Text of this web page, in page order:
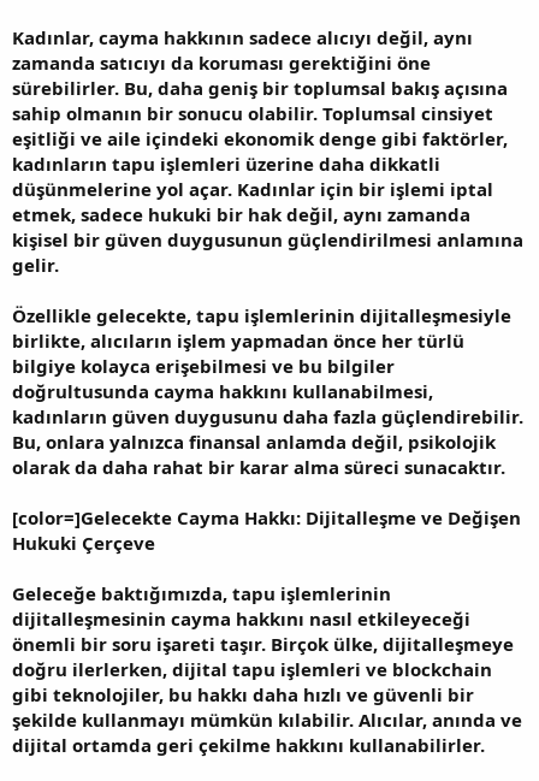
Kadınlar, cayma hakkının sadece alıcıyı değil, aynı
zamanda satıcıyı da koruması gerektiğini öne
sürebilirler. Bu, daha geniş bir toplumsal bakış açısına
sahip olmanın bir sonucu olabilir. Toplumsal cinsiyet
eşitliği ve aile içindeki ekonomik denge gibi faktörler,
kadınların tapu işlemleri üzerine daha dikkatli
düşünmelerine yol açar. Kadınlar için bir işlemi iptal
etmek, sadece hukuki bir hak değil, aynı zamanda
kişisel bir güven duygusunun güçlendirilmesi anlamına
gelir.
Özellikle gelecekte, tapu işlemlerinin dijitalleşmesiyle
birlikte, alıcıların işlem yapmadan önce her türlü
bilgiye kolayca erişebilmesi ve bu bilgiler
doğrultusunda cayma hakkını kullanabilmesi,
kadınların güven duygusunu daha fazla güçlendirebilir.
Bu, onlara yalnızca finansal anlamda değil, psikolojik
olarak da daha rahat bir karar alma süreci sunacaktır.
[color=]Gelecekte Cayma Hakkı: Dijitalleşme ve Değişen
Hukuki Çerçeve
Geleceğe baktığımızda, tapu işlemlerinin
dijitalleşmesinin cayma hakkını nasıl etkileyeceği
önemli bir soru işareti taşır. Birçok ülke, dijitalleşmeye
doğru ilerlerken, dijital tapu işlemleri ve blockchain
gibi teknolojiler, bu hakkı daha hızlı ve güvenli bir
şekilde kullanmayı mümkün kılabilir. Alıcılar, anında ve
dijital ortamda geri çekilme hakkını kullanabilirler.